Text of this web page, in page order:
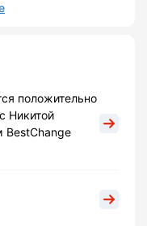
положительно
Никитой
BestChange